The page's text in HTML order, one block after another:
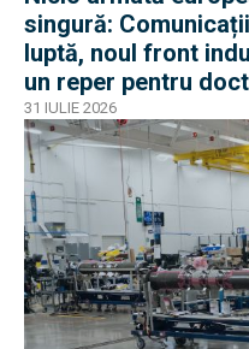
singură:
luptă, noul front
un reper pentru
31 IULIE 2026